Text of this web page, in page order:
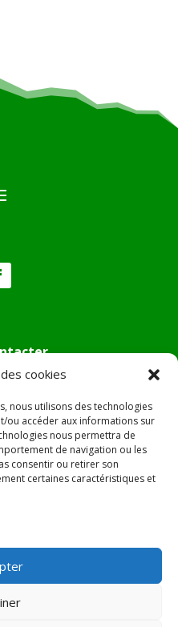
cookies
nous utilisons des technologies
ou accéder aux informations sur
nous permettra de
de navigation ou les
consentir ou retirer son
certaines caractéristiques et
de Pietra di Verde
di Verde
– Réalisation